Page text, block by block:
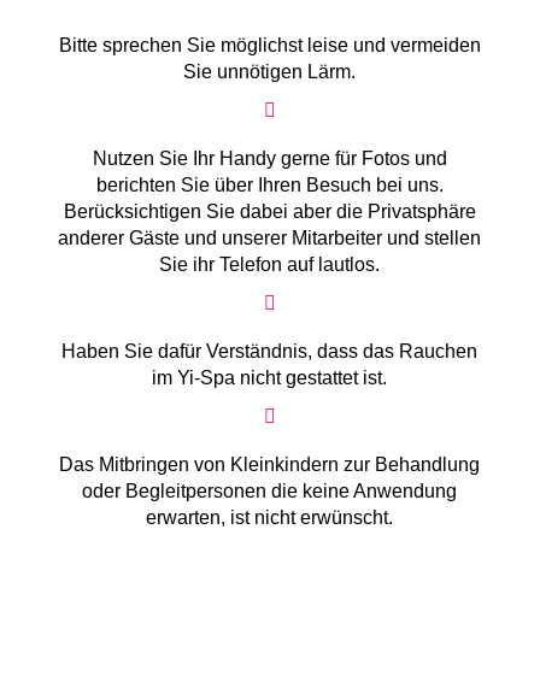
Bitte sprechen Sie möglichst leise und vermeiden
Sie unnötigen Lärm.
Nutzen Sie Ihr Handy gerne für Fotos und
berichten Sie über Ihren Besuch bei uns.
Berücksichtigen Sie dabei aber die Privatsphäre
anderer Gäste und unserer Mitarbeiter und stellen
Sie ihr Telefon auf lautlos.
Haben Sie dafür Verständnis, dass das Rauchen
im Yi-Spa nicht gestattet ist.
Das Mitbringen von Kleinkindern zur Behandlung
oder Begleit­personen die keine Anwendung
erwarten, ist nicht erwünscht.